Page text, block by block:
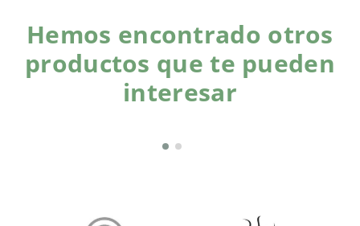
Hemos encontrado otros
productos que te pueden
interesar